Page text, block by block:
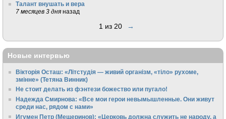
Талант внушать и вера
7 месяцев 3 дня назад
1 из 20 →
Новые интервью
Вікторія Осташ: «Літстудія — живий організм, «тіло» рухоме,
змінне» (Тетяна Винник)
Не стоит делать из фэнтези божество или пугало!
Надежда Смирнова: «Все мои герои невымышленные. Они живут
среди нас, рядом с нами»
Игумен Петр (Мещеринов): «Церковь должна служить не народу, а